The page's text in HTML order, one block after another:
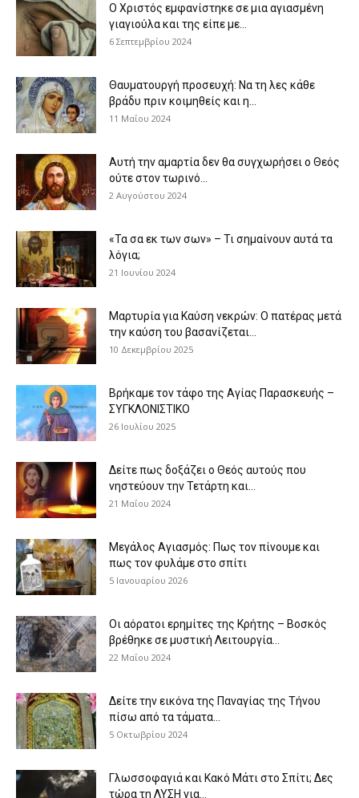
Ο Χριστός εμφανίστηκε σε μια αγιασμένη
γιαγιούλα και της είπε με...
6 Σεπτεμβρίου 2024
Θαυματουργή προσευχή: Να τη λες κάθε
βράδυ πριν κοιμηθείς και η...
11 Μαΐου 2024
Αυτή την αμαρτία δεν θα συγχωρήσει ο Θεός
ούτε στον τωρινό...
2 Αυγούστου 2024
«Τα σα εκ των σων» – Τι σημαίνουν αυτά τα
λόγια;
21 Ιουνίου 2024
Μαρτυρία για Καύση νεκρών: Ο πατέρας μετά
την καύση του βασανίζεται...
10 Δεκεμβρίου 2025
Βρήκαμε τον τάφο της Αγίας Παρασκευής –
ΣΥΓΚΛΟΝΙΣΤΙΚΟ
26 Ιουλίου 2025
Δείτε πως δοξάζει ο Θεός αυτούς που
νηστεύουν την Τετάρτη και...
21 Μαΐου 2024
Μεγάλος Αγιασμός: Πως τον πίνουμε και
πως τον φυλάμε στο σπίτι
5 Ιανουαρίου 2026
Οι αόρατοι ερημίτες της Κρήτης – Βοσκός
βρέθηκε σε μυστική Λειτουργία...
22 Μαΐου 2024
Δείτε την εικόνα της Παναγίας της Τήνου
πίσω από τα τάματα...
5 Οκτωβρίου 2024
Γλωσσοφαγιά και Κακό Μάτι στο Σπίτι; Δες
τώρα τη ΛΥΣΗ για...